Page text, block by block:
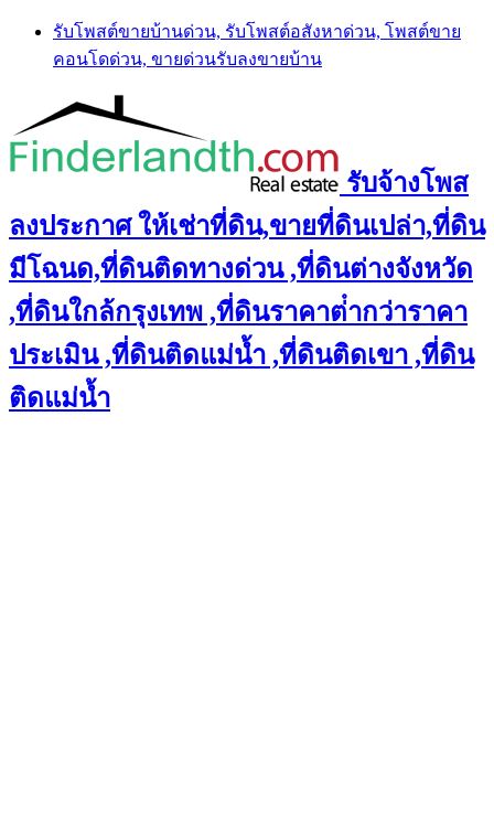
Skip
content
รับโพสต์ขายบ้านด่วน, รับโพสต์อสังหาด่วน, โพสต์ขาย
คอนโดด่วน, ขายด่วนรับลงขายบ้าน
รับจ้างโพส
ลงประกาศ ให้เช่าที่ดิน,ขายที่ดินเปล่า,ที่ดิน
มีโฉนด,ที่ดินติดทางด่วน ,ที่ดินต่างจังหวัด
,ที่ดินใกล้กรุงเทพ ,ที่ดินราคาต่ํากว่าราคา
ประเมิน ,ที่ดินติดแม่น้ำ ,ที่ดินติดเขา ,ที่ดิน
ติดแม่น้ำ